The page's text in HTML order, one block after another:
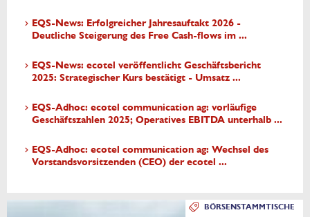
EQS-News: Erfolgreicher Jahresauftakt 2026 -
Deutliche Steigerung des Free Cash-flows im ...
EQS-News: ecotel veröffentlicht Geschäftsbericht
2025: Strategischer Kurs bestätigt - Umsatz ...
EQS-Adhoc: ecotel communication ag: vorläufige
Geschäftszahlen 2025; Operatives EBITDA unterhalb ...
EQS-Adhoc: ecotel communication ag: Wechsel des
Vorstandsvorsitzenden (CEO) der ecotel ...
BÖRSENSTAMMTISCHE